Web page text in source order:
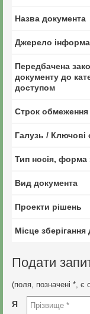
Назва документа
Джерело
Передбачена
документу до
доступом
Строк обмеження
Галузь / Ключові
Тип носія, форма
Вид документа
Проекти рішень
Місце
Подати
(поля, позначені *, є
Я